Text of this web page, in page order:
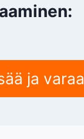
ja varaa